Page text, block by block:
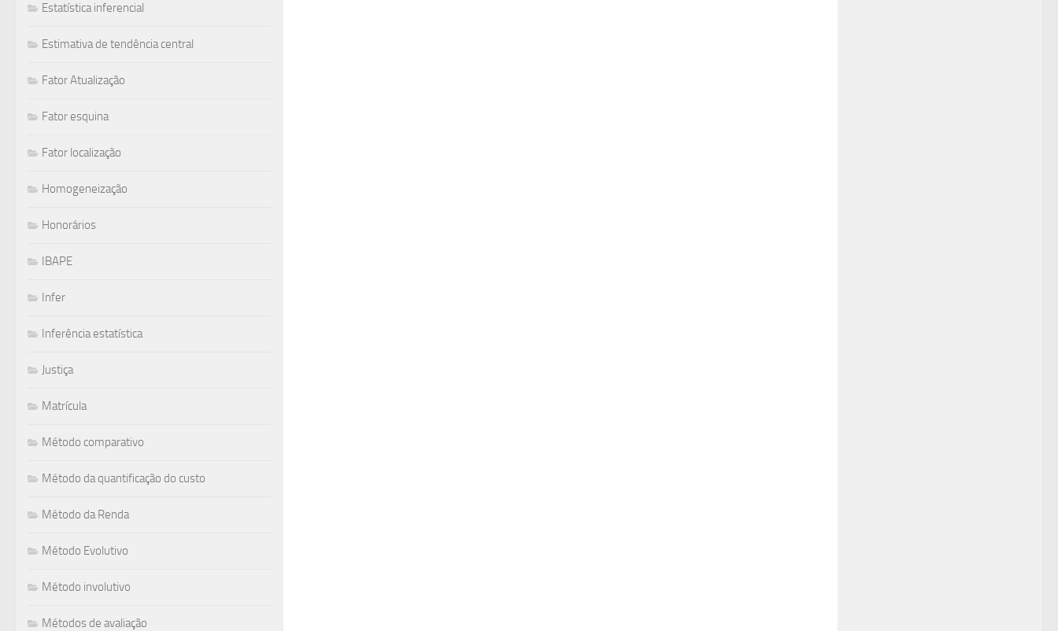
Estatística inferencial
Estimativa de tendência central
Fator Atualização
Fator esquina
Fator localização
Homogeneização
Honorários
IBAPE
Infer
Inferência estatística
Justiça
Matrícula
Método comparativo
Método da quantificação do custo
Método da Renda
Método Evolutivo
Método involutivo
Métodos de avaliação